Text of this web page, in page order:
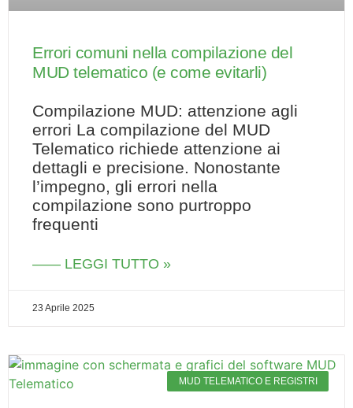
Errori comuni nella compilazione del
MUD telematico (e come evitarli)
Compilazione MUD: attenzione agli
errori La compilazione del MUD
Telematico richiede attenzione ai
dettagli e precisione. Nonostante
l’impegno, gli errori nella
compilazione sono purtroppo
frequenti
—— LEGGI TUTTO »
23 Aprile 2025
MUD TELEMATICO E REGISTRI